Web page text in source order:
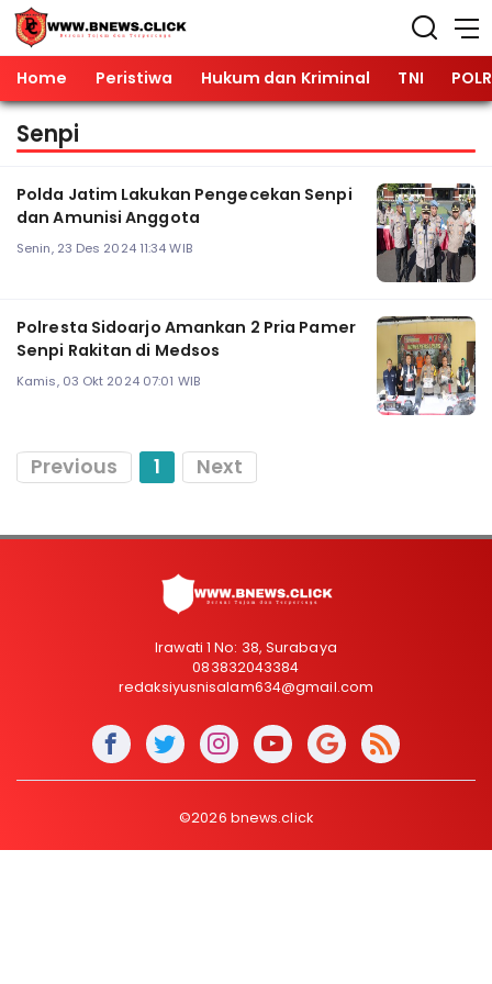
Home Peristiwa Hukum dan Kriminal TNI
Senpi
Polda Jatim Lakukan Pengecekan Senpi
dan Amunisi Anggota
Senin, 23 Des 2024 11:34 WIB
Polresta Sidoarjo Amankan 2 Pria Pamer
Senpi Rakitan di Medsos
Kamis, 03 Okt 2024 07:01 WIB
Previous 1 Next
Irawati 1 No: 38, Surabaya
083832043384
redaksiyusnisalam634@gmail.com
©2026 bnews.click